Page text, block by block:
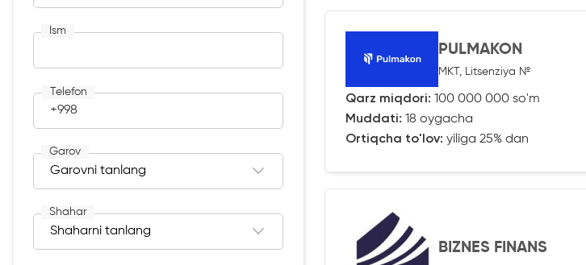
Ism
Telefon
+998
Garov
Shahar
PULMAKON
MKT, Litsenziya №
Qarz miqdori: 100 000 000 so'm
Muddati: 18 oygacha
Ortiqcha to'lov: yiliga 25% dan
BIZNES FINANS